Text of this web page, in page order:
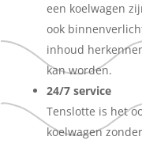
een koelwagen
ook
inhoud
kan worden.
24/7 service
Tenslotte is het
koelwagen